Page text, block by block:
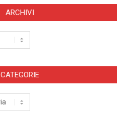
ARCHIVI
CATEGORIE